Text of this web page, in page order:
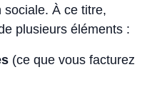
sociale. À ce titre,
plusieurs éléments :
(ce que vous facturez